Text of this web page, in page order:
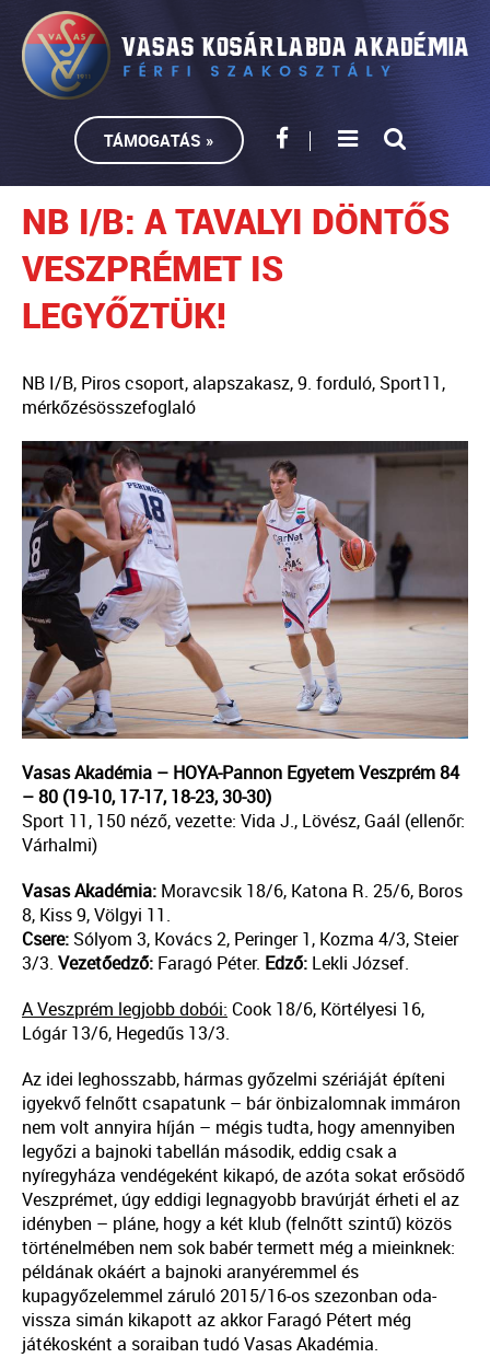
TÁMOGATÁS »
NB I/B: A TAVALYI DÖNTŐS
VESZPRÉMET IS
LEGYŐZTÜK!
NB I/B, Piros csoport, alapszakasz, 9. forduló, Sport11,
mérkőzésösszefoglaló
Vasas Akadémia – HOYA-Pannon Egyetem Veszprém 84
– 80 (19-10, 17-17, 18-23, 30-30)
Sport 11, 150 néző, vezette: Vida J., Lövész, Gaál (ellenőr:
Várhalmi)
Vasas Akadémia: Moravcsik 18/6, Katona R. 25/6, Boros
8, Kiss 9, Völgyi 11.
Csere: Sólyom 3, Kovács 2, Peringer 1, Kozma 4/3, Steier
3/3. Vezetőedző: Faragó Péter. Edző: Lekli József.
A Veszprém legjobb dobói: Cook 18/6, Körtélyesi 16,
Lógár 13/6, Hegedűs 13/3.
Az idei leghosszabb, hármas győzelmi szériáját építeni
igyekvő felnőtt csapatunk – bár önbizalomnak immáron
nem volt annyira híján – mégis tudta, hogy amennyiben
legyőzi a bajnoki tabellán második, eddig csak a
nyíregyháza vendégeként kikapó, de azóta sokat erősödő
Veszprémet, úgy eddigi legnagyobb bravúrját érheti el az
idényben – pláne, hogy a két klub (felnőtt szintű) közös
történelmében nem sok babér termett még a mieinknek:
példának okáért a bajnoki aranyéremmel és
kupagyőzelemmel záruló 2015/16-os szezonban oda-
vissza simán kikapott az akkor Faragó Pétert még
játékosként a soraiban tudó Vasas Akadémia.